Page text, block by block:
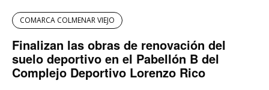
COMARCA COLMENAR VIEJO
Finalizan las obras de renovación del
suelo deportivo en el Pabellón B del
Complejo Deportivo Lorenzo Rico